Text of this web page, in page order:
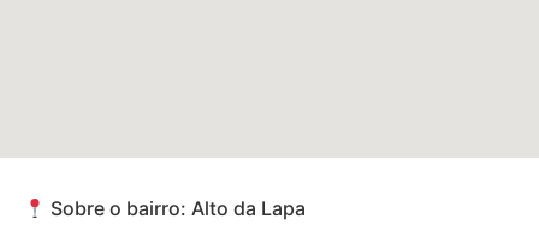
Sobre o bairro: Alto da Lapa